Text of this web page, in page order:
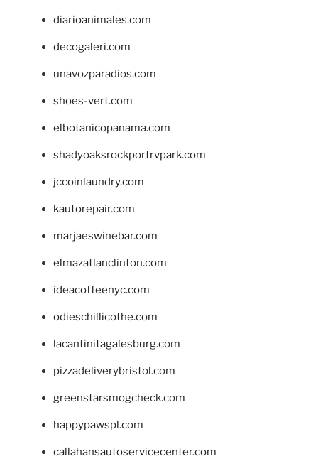
diarioanimales.com
decogaleri.com
unavozparadios.com
shoes-vert.com
elbotanicopanama.com
shadyoaksrockportrvpark.com
jccoinlaundry.com
kautorepair.com
marjaeswinebar.com
elmazatlanclinton.com
ideacoffeenyc.com
odieschillicothe.com
lacantinitagalesburg.com
pizzadeliverybristol.com
greenstarsmogcheck.com
happypawspl.com
callahansautoservicecenter.com